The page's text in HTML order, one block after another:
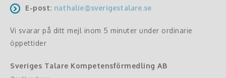
E-post: nathalie@sverigestalare.se
Vi svarar på ditt mejl inom 5 minuter under ordinarie
öppettider
Sveriges Talare Kompetensförmedling AB